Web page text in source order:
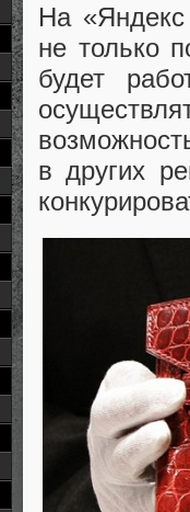
На «Яндекс
не только
будет
в других